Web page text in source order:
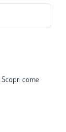
Scopri come